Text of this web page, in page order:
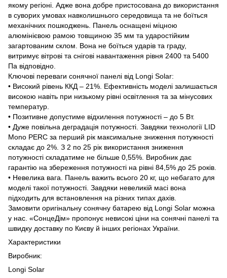
якому регіоні. Адже вона добре пристосована до використання
в суворих умовах навколишнього середовища та не боїться
механічних пошкоджень. Панель оснащені міцною
алюмінієвою рамою товщиною 35 мм та ударостійким
загартованим склом. Вона не боїться ударів та граду,
витримує вітрові та снігові навантаження рівня 2400 та 5400
Па відповідно.
Ключові переваги сонячної панелі від Longi Solar:
• Високий рівень ККД – 21%. Ефективність моделі залишається
високою навіть при низькому рівні освітлення та за мінусових
температур.
• Позитивне допустиме відхилення потужності – до 5 Вт.
• Дуже повільна деградація потужності. Завдяки технології LID
Mono PERC за перший рік максимальне зниження потужності
складає до 2%. З 2 по 25 рік використання зниження
потужності складатиме не більше 0,55%. Виробник дає
гарантію на збереження потужності на рівні 84,5% до 25 років.
• Невелика вага. Панель важить всього 20 кг, що небагато для
моделі такої потужності. Завдяки невеликій масі вона
підходить для встановлення на різних типах дахів.
Замовити оригінальну сонячну батарею від Longi Solar можна
у нас. «СонцеДім» пропонує невисокі ціни на сонячні панелі та
швидку доставку по Києву й інших регіонах України.
Характеристики
Виробник:
Longi Solar